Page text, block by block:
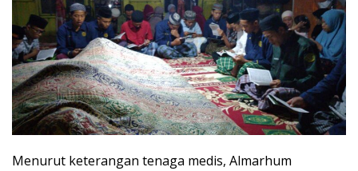
Menurut keterangan tenaga medis, Almarhum